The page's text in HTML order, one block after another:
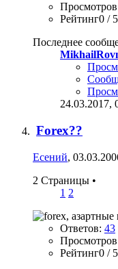
Рейтинг0 / 5
Последнее
24.03.2017,
Forex??
Есений,
2 Страницы •
1 2
Ответов: 43
Рейтинг0 / 5